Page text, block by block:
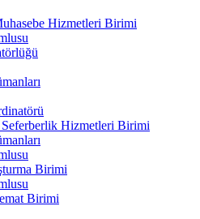
Hizmetleri Birimi
Hizmetleri Birimi
Birimi
Birimi